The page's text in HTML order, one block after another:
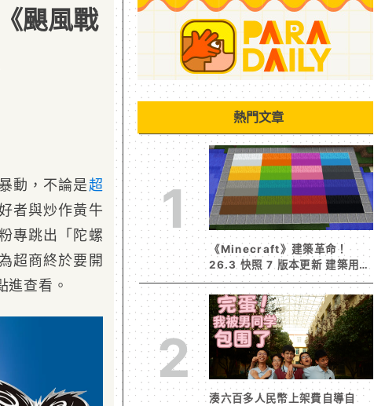
颶風戰
動，不論是超
者與炒作黃牛
專跳出「陀螺
超商終於要開
進查看。
熱門文章
1
《Minecraft》建築革命！
26.3 快照 7 版本更新 建築用方
塊家族迎來新成員 混凝土階梯&
半磚震撼登場！
2
湊六百多人民幣上架費自導自